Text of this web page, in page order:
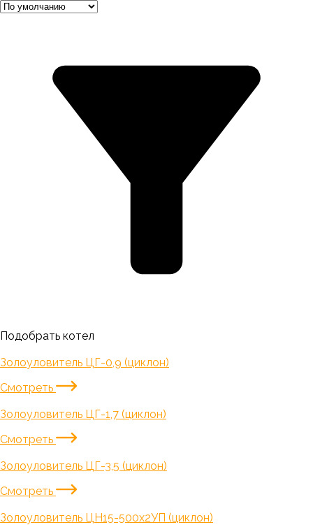
Подобрать котел
Золоуловитель ЦГ-0,9 (циклон)
Смотреть
Золоуловитель ЦГ-1,7 (циклон)
Смотреть
Золоуловитель ЦГ-3,5 (циклон)
Смотреть
Золоуловитель ЦН15-500х2УП (циклон)